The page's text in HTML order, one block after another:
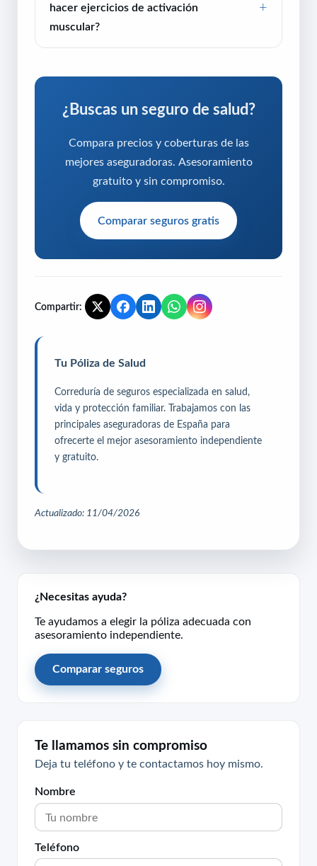
hacer ejercicios de activación
muscular?
¿Buscas un seguro de salud?
Compara precios y coberturas de las
mejores aseguradoras. Asesoramiento
gratuito y sin compromiso.
Comparar seguros gratis
Compartir:
Tu Póliza de Salud
Correduría de seguros especializada en salud,
vida y protección familiar. Trabajamos con las
principales aseguradoras de España para
ofrecerte el mejor asesoramiento independiente
y gratuito.
Actualizado: 11/04/2026
¿Necesitas ayuda?
Te ayudamos a elegir la póliza adecuada con
asesoramiento independiente.
Comparar seguros
Te llamamos sin compromiso
Deja tu teléfono y te contactamos hoy mismo.
Nombre
Teléfono